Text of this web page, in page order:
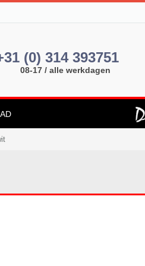
(0) 314 393751
08-17 / alle werkdagen